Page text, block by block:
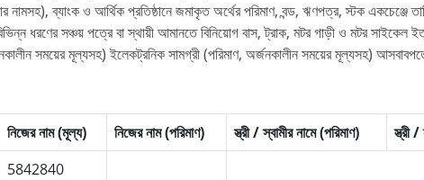
নামসহ), ব্যাংক ও আর্থিক প্রতিষ্ঠানে জমাকৃত অর্থের পরিমাণ, বন্ড, ঋণপত্র, স্টক
ধরণের সঞ্চয় পত্রে বা স্থায়ী আমানতে বিনিয়োগ বাস, ট্রাক, মটর গাড়ী ও মটর
সময়ের মূল্যসহ) ইলেকট্রনিক সামগ্রী (পরিমাণ, অর্জনকালীন সময়ের মূল্যসহ)
নিজের নাম (মূল্য) নিজের নাম (পরিমাণ) স্ত্রী / স্বামীর নামে (পরিমাণ) স্ত্রী
5842840